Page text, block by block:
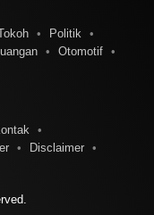
Politik
Otomotif
Disclaimer